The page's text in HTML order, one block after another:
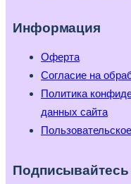
Информация
Оферта
Согласие на
Политика
данных сайта
Подписывайтесь